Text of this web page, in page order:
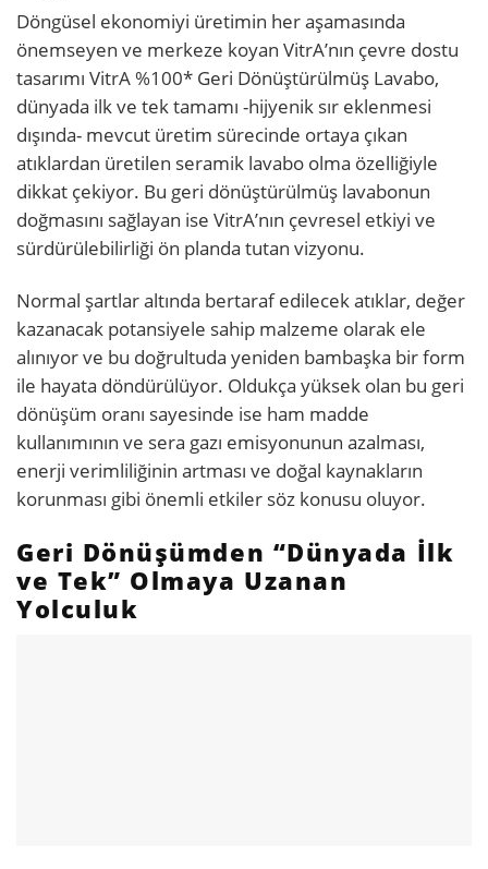
Döngüsel ekonomiyi üretimin her aşamasında
önemseyen ve merkeze koyan VitrA’nın çevre dostu
tasarımı VitrA %100* Geri Dönüştürülmüş Lavabo,
dünyada ilk ve tek tamamı -hijyenik sır eklenmesi
dışında- mevcut üretim sürecinde ortaya çıkan
atıklardan üretilen seramik lavabo olma özelliğiyle
dikkat çekiyor. Bu geri dönüştürülmüş lavabonun
doğmasını sağlayan ise VitrA’nın çevresel etkiyi ve
sürdürülebilirliği ön planda tutan vizyonu.
Normal şartlar altında bertaraf edilecek atıklar, değer
kazanacak potansiyele sahip malzeme olarak ele
alınıyor ve bu doğrultuda yeniden bambaşka bir form
ile hayata döndürülüyor. Oldukça yüksek olan bu geri
dönüşüm oranı sayesinde ise ham madde
kullanımının ve sera gazı emisyonunun azalması,
enerji verimliliğinin artması ve doğal kaynakların
korunması gibi önemli etkiler söz konusu oluyor.
Geri Dönüşümden “Dünyada İlk
ve Tek” Olmaya Uzanan
Yolculuk